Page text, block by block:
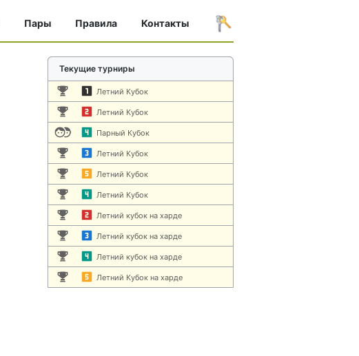
Пары Правила Контакты
Текущие турниры
Летний Кубок
Летний Кубок
Парный Кубок
Летний Кубок
Летний Кубок
Летний Кубок
Летний кубок на харде
Летний кубок на харде
Летний кубок на харде
Летний Кубок на харде